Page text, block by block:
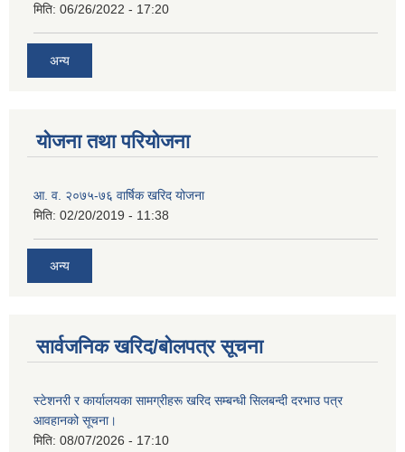
मिति: 06/26/2022 - 17:20
अन्य
योजना तथा परियोजना
आ. व. २०७५-७६ वार्षिक खरिद योजना
मिति: 02/20/2019 - 11:38
अन्य
सार्वजनिक खरिद/बोलपत्र सूचना
स्टेशनरी र कार्यालयका सामग्रीहरू खरिद सम्बन्धी सिलबन्दी दरभाउ पत्र
आवहानको सूचना।
मिति: 08/07/2026 - 17:10